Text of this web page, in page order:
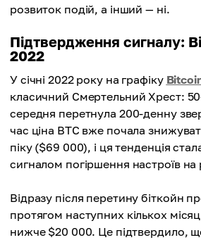
розвиток подій, а інший — ні.
Підтвердження сигналу:
2022
У січні 2022 року на графіку
класичний Смертельний Хрест:
середня перетнула 200-денну
час ціна BTC вже почала
піку ($69 000), і ця тенденція
сигналом погіршення настроїв на
Відразу після перетину біткойн
протягом наступних кількох
нижче $20 000. Це підтвердило,